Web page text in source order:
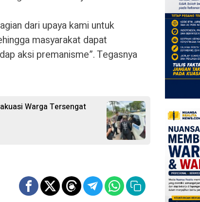
dari upaya kami untuk
masyarakat dapat
aksi premanisme”. Tegasnya
Warga Tersengat